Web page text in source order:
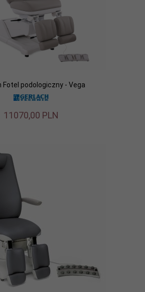
Fotel podologiczny - Vega
11070,00 PLN